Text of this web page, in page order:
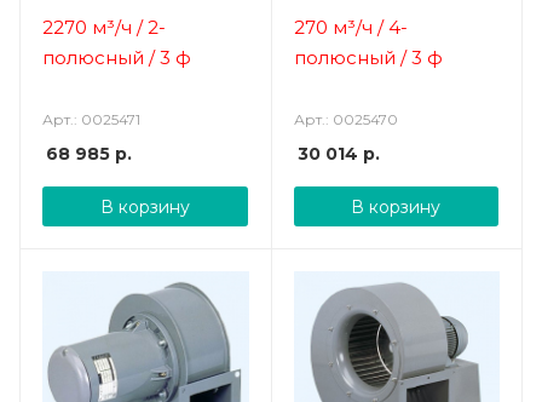
2270 м³/ч / 2-
полюсный / 3 ф
Арт.: 0025471
68 985 р.
В корзину
270 м³/ч / 4-
полюсный / 3 ф
Арт.: 0025470
30 014 р.
В корзину